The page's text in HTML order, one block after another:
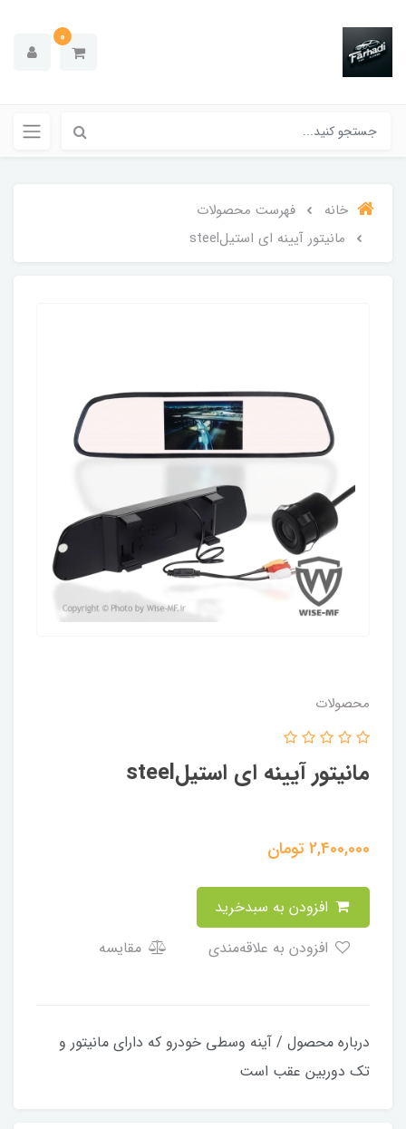
0
خانه
فهرست محصولات
مانیتور آیینه ای استیلsteel
محصولات
مانیتور آیینه ای استیلsteel
2,400,000تومان
مقایسه
درباره محصول / آینه وسطی خودرو که دارای مانیتور و
تک دوربین عقب است